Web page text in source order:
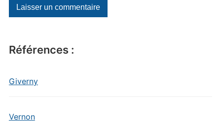
Références :
Giverny
Vernon